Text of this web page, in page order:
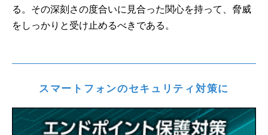
る。その深刻さの度合いに見合った関心を持って、脅威
をしっかりと受け止めるべきである。
スマートフォンのセキュリティ対策に